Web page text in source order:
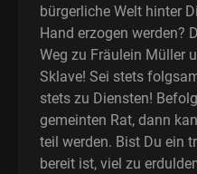
bürgerliche Welt hinter
Hand erzogen werden?
Weg zu Fräulein Müller
Sklave! Sei stets
stets zu Diensten!
gemeinten Rat, dann
teil werden. Bist Du ein
bereit ist, viel zu